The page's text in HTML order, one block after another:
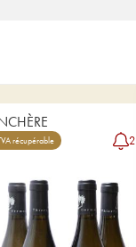
récupérable 2